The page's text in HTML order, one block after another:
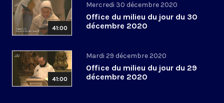
41:00
Mercredi 30 décembre 2020
Office du milieu du jour du 30
décembre 2020
41:00
Mardi 29 décembre 2020
Office du milieu du jour du 29
décembre 2020